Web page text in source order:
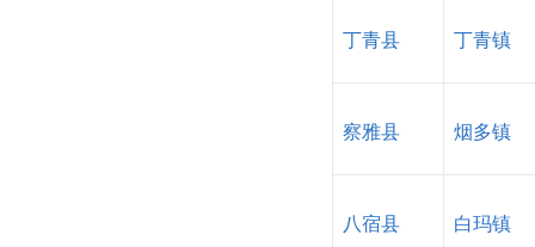
丁青县 丁青镇
察雅县 烟多镇
八宿县 白玛镇